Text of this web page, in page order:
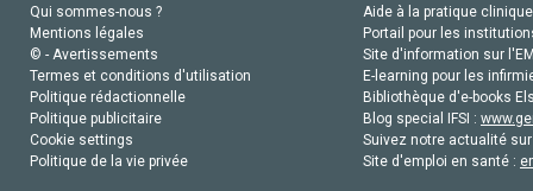
Qui sommes-nous ?
Mentions légales
© - Avertissements
Termes et conditions d'utilisation
Politique rédactionnelle
Politique publicitaire
Cookie settings
Politique de la vie privée
Aide à la pratique
Portail pour les
Site d'information sur
E-learning pour les
Bibliothèque d'e-books
Blog special IFSI :
Suivez notre actualité
Site d'emploi en santé :